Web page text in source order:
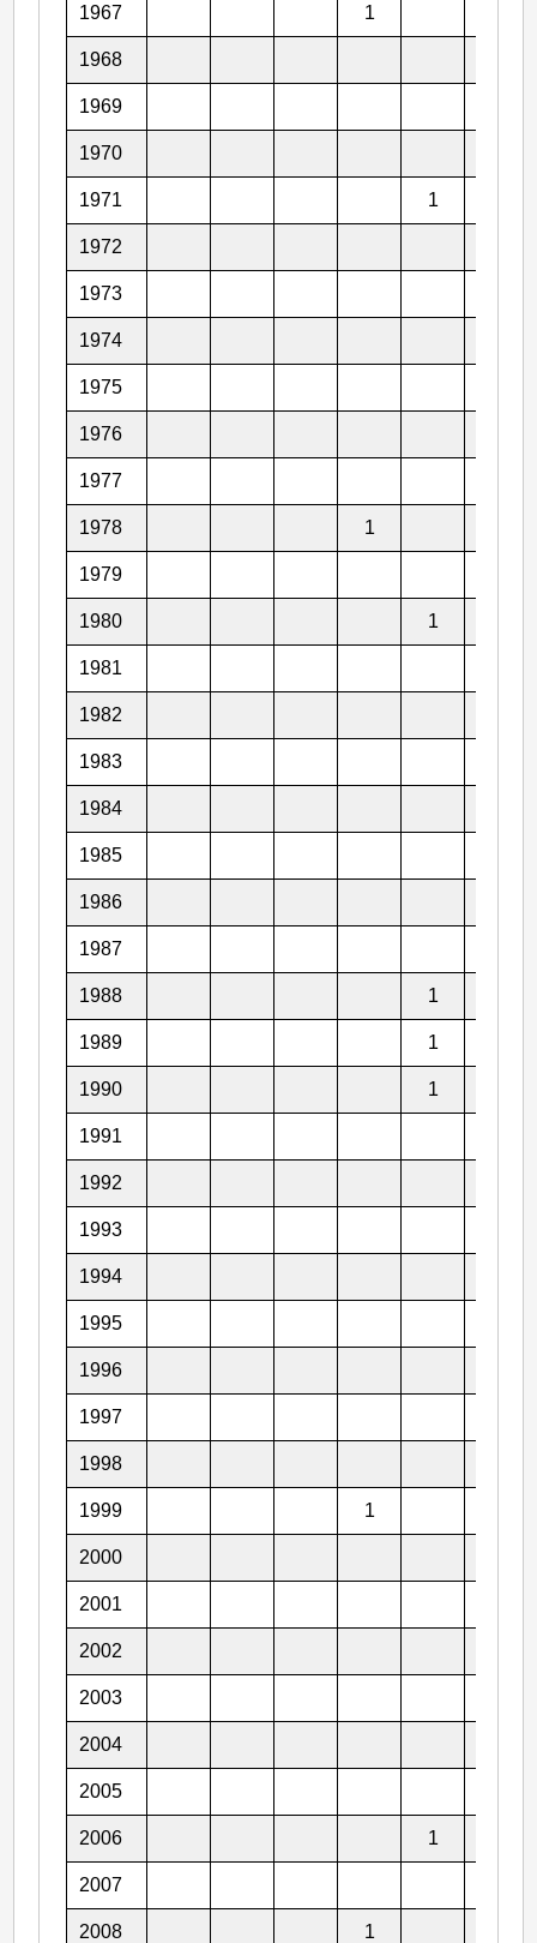
1967 1
1968
1969
1970
1971 1
1972
1973
1974
1975
1976
1977
1978 1
1979
1980 1
1981
1982
1983
1984
1985
1986
1987
1988 1
1989 1
1990 1
1991
1992
1993
1994
1995
1996
1997
1998
1999 1
2000
2001
2002
2003
2004
2005
2006 1
2007
2008 1